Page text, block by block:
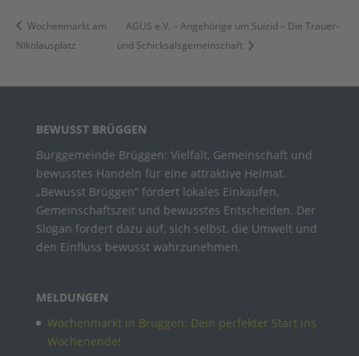
Wochenmarkt am
Nikolausplatz
AGUS e.V. – Angehörige um Suizid – Die Trauer-
und Schicksalsgemeinschaft
BEWUSST BRÜGGEN
Burggemeinde Brüggen: Vielfalt, Gemeinschaft und
bewusstes Handeln für eine attraktive Heimat.
„Bewusst Brüggen“ fördert lokales Einkaufen,
Gemeinschaftszeit und bewusstes Entscheiden. Der
Slogan fordert dazu auf, sich selbst, die Umwelt und
den Einfluss bewusst wahrzunehmen.
MELDUNGEN
Wochenmarkt in Brüggen: Dein perfekter Start ins
Wochenende!